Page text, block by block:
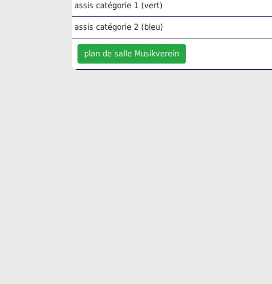
assis catégorie 1 (vert)
assis catégorie 2 (bleu)
plan de salle Musikverein